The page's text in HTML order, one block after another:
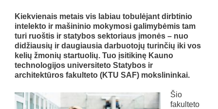
Kiekvienais metais vis labiau tobulėjant dirbtinio
intelekto ir mašininio mokymosi galimybėmis tam
turi ruoštis ir statybos sektoriaus įmonės – nuo
didžiausių ir daugiausia darbuotojų turinčių iki vos
kelių žmonių startuolių. Tuo įsitikinę Kauno
technologijos universiteto Statybos ir
architektūros fakulteto (KTU SAF) mokslininkai.
Šio
fakulteto